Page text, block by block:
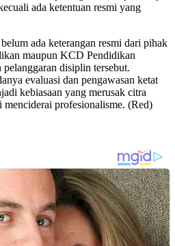
ada ketentuan resmi yang
ada keterangan resmi dari pihak
maupun KCD Pendidikan
disiplin tersebut.
evaluasi dan pengawasan ketat
kebiasaan yang merusak citra
profesionalisme. (Red)